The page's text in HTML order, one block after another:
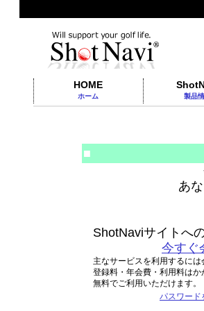
HOME
ホーム 製品
■
あ
ShotNaviサイトへ
今すぐ
主なサービスを利用するには
登録料・年会費・利用料はか
無料でご利用いただけます。
パスワード